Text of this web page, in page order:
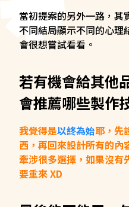
當初提案的另外一路，其
不同結局顯示不同的心理
會很想嘗試看看。
若有機會給其他
會推薦哪些製作
我覺得是以終為始耶，先
西，再回來設計所有的內
牽涉很多選擇，如果沒有
要重來 XD